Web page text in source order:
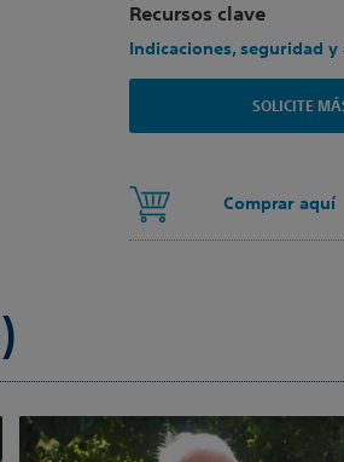
Recursos clave
Indicaciones, seguridad
SOLICITE
Comprar aquí